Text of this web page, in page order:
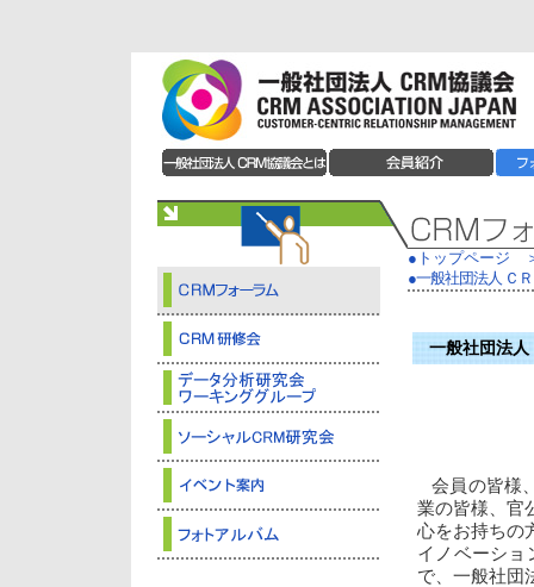
●トップページ
●一般社団法人 ＣＲ
一般社団法人
会員の皆様
業の皆様、官
心をお持ちの
イノベーショ
で、一般社団